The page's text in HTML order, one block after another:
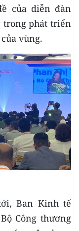
của diễn đàn
trong phát triển
vùng.
Ban Kinh tế
Công thương